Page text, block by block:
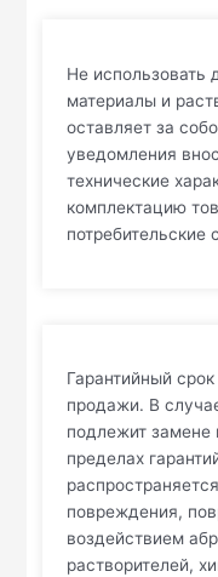
Не использовать
материалы и
оставляет за
уведомления
технические
комплектацию
потребительские
Гарантийный
продажи. В
подлежит замене
пределах
повреждения,
воздействием
растворителей,